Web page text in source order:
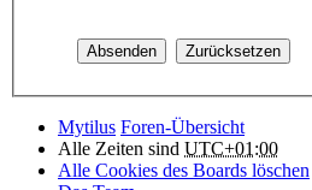
Mytilus Foren-Übersicht
Alle Zeiten sind UTC+01:00
Alle Cookies des Boards löschen